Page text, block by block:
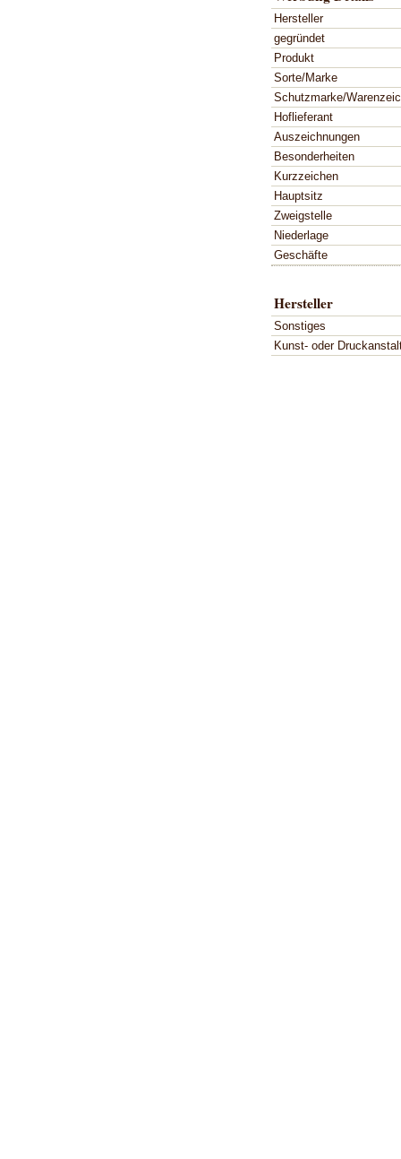
Hersteller
gegründet
Produkt
Sorte/Marke
Schutzmarke/
Hoflieferant
Auszeichnungen
Besonderheiten
Kurzzeichen
Hauptsitz
Zweigstelle
Niederlage
Geschäfte
Hersteller
Sonstiges
Kunst- oder